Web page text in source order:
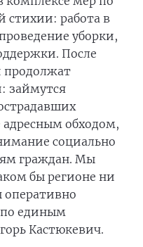
стихии: работа в
уборки,
После
продолжат
займутся
обходом,
социально
граждан. Мы
бы регионе ни
единым
Кастюкевич.